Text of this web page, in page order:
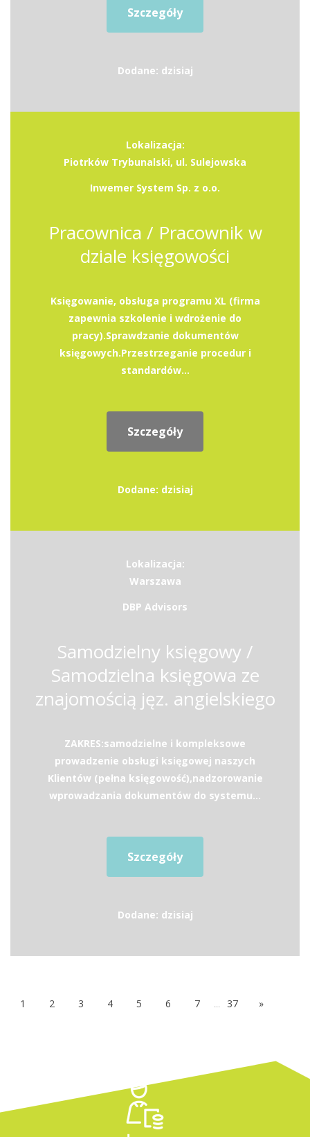
Szczegóły
Dodane: dzisiaj
Lokalizacja:
Piotrków Trybunalski, ul. Sulejowska
Inwemer System Sp. z o.o.
Pracownica / Pracownik w
dziale księgowości
Księgowanie, obsługa programu XL (firma
zapewnia szkolenie i wdrożenie do
pracy).Sprawdzanie dokumentów
księgowych.Przestrzeganie procedur i
standardów...
Szczegóły
Dodane: dzisiaj
Lokalizacja:
Warszawa
DBP Advisors
Samodzielny księgowy /
Samodzielna księgowa ze
znajomością jęz. angielskiego
ZAKRES:samodzielne i kompleksowe
prowadzenie obsługi księgowej naszych
Klientów (pełna księgowość),nadzorowanie
wprowadzania dokumentów do systemu...
Szczegóły
Dodane: dzisiaj
1 2 3 4 5 6 7 ... 37 »